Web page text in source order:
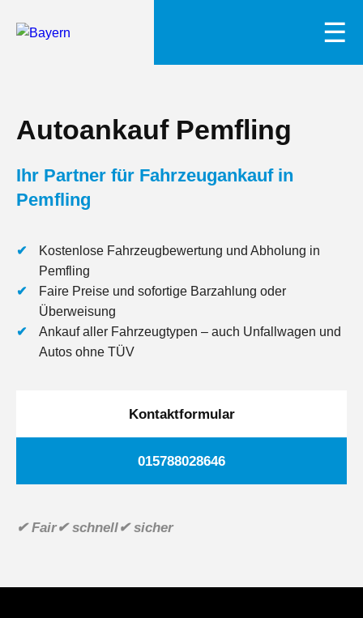
☰
Autoankauf Pemfling
Ihr Partner für Fahrzeugankauf in
Pemfling
Kostenlose Fahrzeugbewertung und Abholung in
Pemfling
Faire Preise und sofortige Barzahlung oder
Überweisung
Ankauf aller Fahrzeugtypen – auch Unfallwagen und
Autos ohne TÜV
Kontaktformular
015788028646
✔ Fair✔ schnell✔ sicher